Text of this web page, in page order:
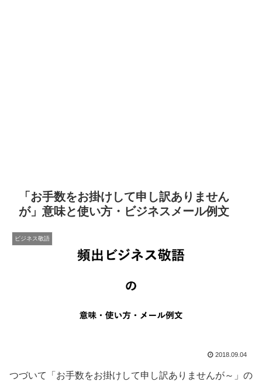
「お手数をお掛けして申し訳ありません
が」意味と使い方・ビジネスメール例文
ビジネス敬語
2018.09.04
つづいて「お手数をお掛けして申し訳ありませんが～」の